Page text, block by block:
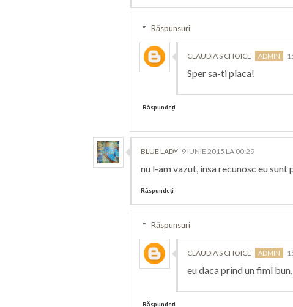
Răspunsuri
CLAUDIA'S CHOICE
Sper sa-ti placa!
Răspundeți
BLUE LADY 9 IUNIE 2015 LA 00:29
nu l-am vazut, insa recunosc eu
Răspundeți
Răspunsuri
CLAUDIA'S CHOICE
eu daca prind un fiml
Răspundeți